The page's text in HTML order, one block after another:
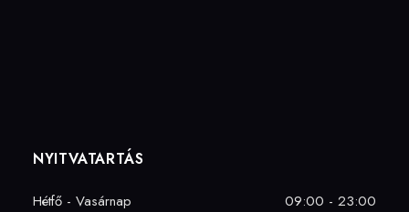
NYITVATARTÁS
Hétfő - Vasárnap 09:00 - 23:00